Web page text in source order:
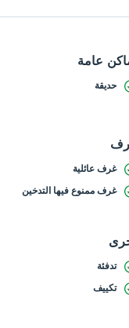
عامة
حديقة
غرف عائلية
غرف ممنوع فيها التدخين
تدفئة
تكييف